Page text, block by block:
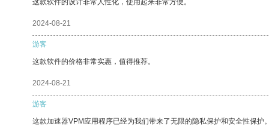
这款软件的设计非常人性化，使用起来非常方便。
2024-08-21
游客
这款软件的价格非常实惠，值得推荐。
2024-08-21
游客
这款加速器VPM应用程序已经为我们带来了无限的隐私保护和安全性保护